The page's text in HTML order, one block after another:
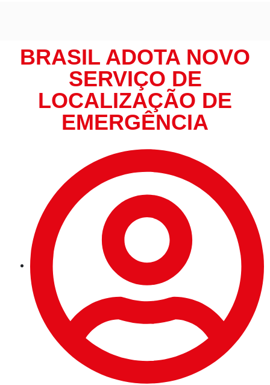
BRASIL ADOTA NOVO
SERVIÇO DE
LOCALIZAÇÃO DE
EMERGÊNCIA